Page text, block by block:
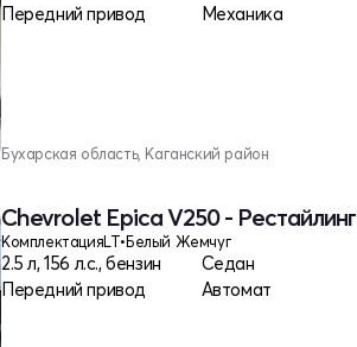
Передний привод
Механика
Бухарская область, Каганский район
Chevrolet Epica V250 - Рестайлинг
КомплектацияLT•Белый Жемчуг
2.5 л, 156 л.с., бензин
Седан
Передний привод
Автомат